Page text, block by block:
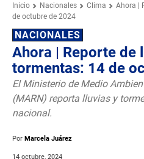
Inicio Nacionales Clima
Ahora |
de octubre de 2024
NACIONALES
Ahora | Reporte de
tormentas: 14 de
El Ministerio de Medio
(MARN) reporta lluvias y
nacional.
Por Marcela Juárez
14 octubre, 2024